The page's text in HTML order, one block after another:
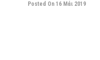
Posted On 16 Μάι 2019